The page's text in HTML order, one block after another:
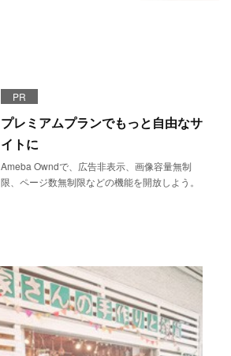
PR
プレミアムプランでもっと自由なサ
イトに
Ameba Owndで、広告非表示、画像容量無制
限、ページ数無制限などの機能を開放しよう。